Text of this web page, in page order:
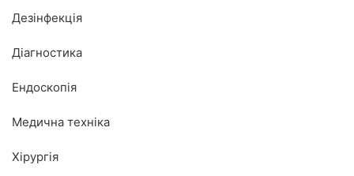
Дезінфекція
Діагностика
Ендоскопія
Медична техніка
Хірургія